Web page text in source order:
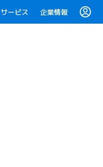
サービス 企業情報